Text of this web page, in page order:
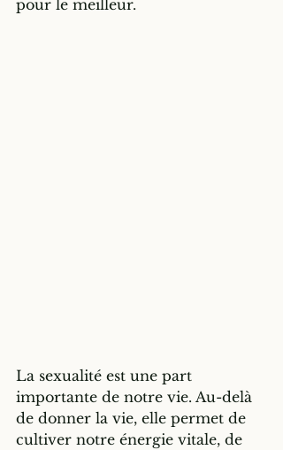
pour le meilleur.
La sexualité est une part
importante de notre vie. Au-delà
de donner la vie, elle permet de
cultiver notre énergie vitale, de